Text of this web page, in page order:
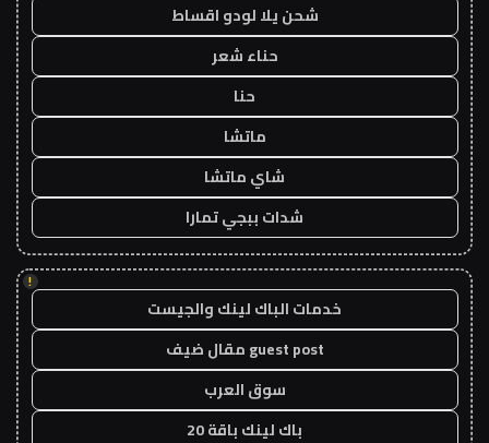
شحن يلا لودو اقساط
حناء شعر
حنا
ماتشا
شاي ماتشا
شدات ببجي تمارا
!
خدمات الباك لينك والجيست
guest post مقال ضيف
سوق العرب
باك لينك باقة 20